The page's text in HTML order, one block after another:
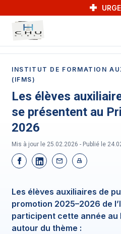
INSTITUT DE FORMATION
(IFMS)
Les élèves
se présentent au
2026
Mis à jour le 25.02.2026 - Publié le
Les élèves auxiliaires de
promotion 2025–2026 de
participent cette année au
autour du thème :